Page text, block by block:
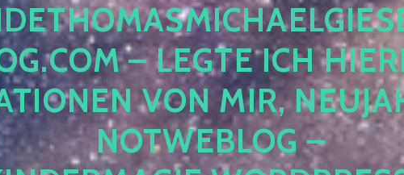
– LEGTE ICH
VON MIR,
OTWEBLOG – F